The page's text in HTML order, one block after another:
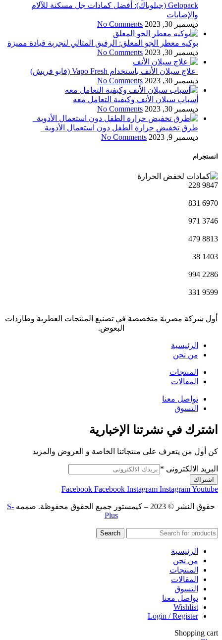
Gelopack (جيلوباك): أفضل كمادات جل مسكنة للآلام
والإصابات
ديسمبر 30, 2023
No Comments
بوكيه معطر الجو المعلق: الرفيق المثالي لتجربة قيادة مميزة
ديسمبر 30, 2023
No Comments
علاج سيلان الأنف باستخدام Vapo Fresh (فابو فريش)
ديسمبر 30, 2023
No Comments
أسباب سيلان الأنف وكيفية التعامل معه
ديسمبر 30, 2023
No Comments
طرق تخفيض حرارة الطفل دون استعمال الأدوية
ديسمبر 9, 2023
No Comments
انستجرام
9847
228
6970
831
3746
971
8813
479
1403
38
2286
994
9599
331
أول شركة مصرية متخصصة في تصنيع المنتجات العطرية وطاردات
البعوض.
الرئيسية
من نحن
المنتجات
المقالات
تواصل معنا
التسوق
اشترك في نشرتنا الإخبارية
كن أول من يتعرف على منتجاتنا الخاصة و العروض والمزيد
البريد الالكترونى *
اشتراك
Facebook Facebook Instagram InstagramYoutube
حقوق النشر © 2023 – كيمستور جميع الحقوق محفوظة. صممه
S-
Plus
Search
الرئيسية
من نحن
المنتجات
المقالات
التسوق
تواصل معنا
Wishlist
Login / Register
Shopping cart